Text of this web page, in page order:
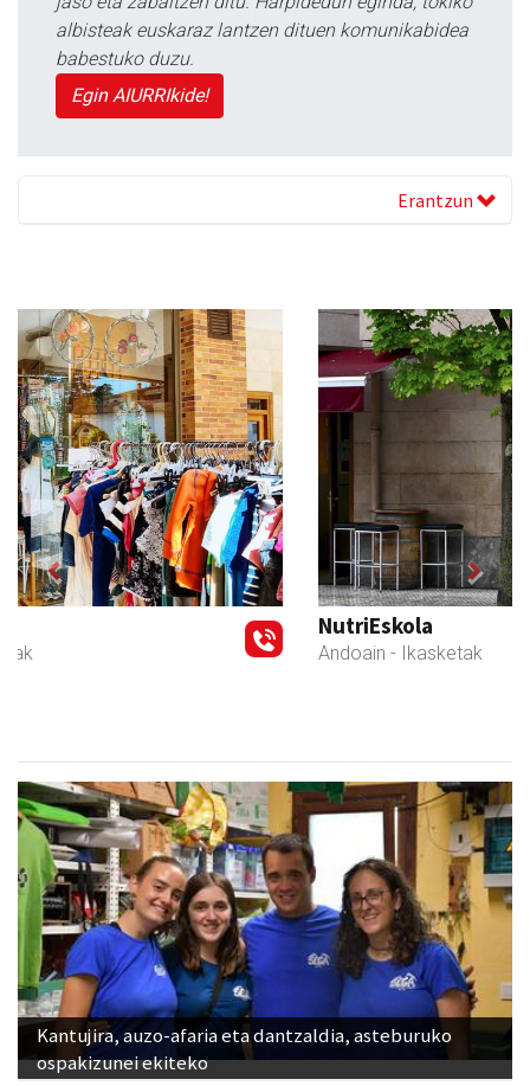
albisteak euskaraz lantzen dituen komunikabidea
babestuko duzu.
Egin AIURRIkide!
Erantzun
Andoain
Previous Next
Kantujira, auzo-afaria eta dantzaldia, asteburuko
ospakizunei ekiteko